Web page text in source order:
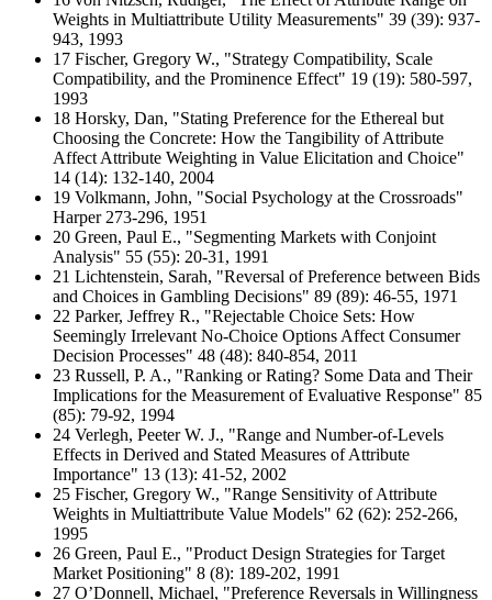
Weights in Multiattribute Utility Measurements" 39 (39): 937-
943, 1993
17 Fischer, Gregory W., "Strategy Compatibility, Scale
Compatibility, and the Prominence Effect" 19 (19): 580-597,
1993
18 Horsky, Dan, "Stating Preference for the Ethereal but
Choosing the Concrete: How the Tangibility of Attribute
Affect Attribute Weighting in Value Elicitation and Choice"
14 (14): 132-140, 2004
19 Volkmann, John, "Social Psychology at the Crossroads"
Harper 273-296, 1951
20 Green, Paul E., "Segmenting Markets with Conjoint
Analysis" 55 (55): 20-31, 1991
21 Lichtenstein, Sarah, "Reversal of Preference between Bids
and Choices in Gambling Decisions" 89 (89): 46-55, 1971
22 Parker, Jeffrey R., "Rejectable Choice Sets: How
Seemingly Irrelevant No-Choice Options Affect Consumer
Decision Processes" 48 (48): 840-854, 2011
23 Russell, P. A., "Ranking or Rating? Some Data and Their
Implications for the Measurement of Evaluative Response" 85
(85): 79-92, 1994
24 Verlegh, Peeter W. J., "Range and Number-of-Levels
Effects in Derived and Stated Measures of Attribute
Importance" 13 (13): 41-52, 2002
25 Fischer, Gregory W., "Range Sensitivity of Attribute
Weights in Multiattribute Value Models" 62 (62): 252-266,
1995
26 Green, Paul E., "Product Design Strategies for Target
Market Positioning" 8 (8): 189-202, 1991
27 O’Donnell, Michael, "Preference Reversals in Willingness